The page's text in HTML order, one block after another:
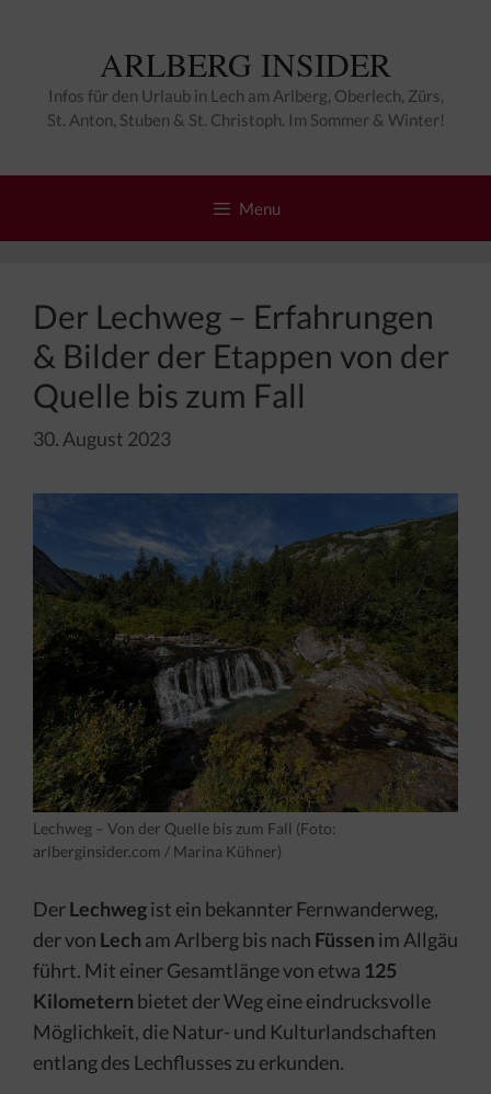
ARLBERG INSIDER
Infos für den Urlaub in Lech am Arlberg, Oberlech, Zürs,
St. Anton, Stuben & St. Christoph. Im Sommer & Winter!
Menu
Der Lechweg – Erfahrungen
& Bilder der Etappen von der
Quelle bis zum Fall
30. August 2023
Lechweg – Von der Quelle bis zum Fall (Foto:
arlberginsider.com / Marina Kühner)
DerLechwegist ein bekannter Fernwanderweg,
der von Lech am Arlberg bis nach Füssen im Allgäu
führt. Mit einer Gesamtlänge von etwa 125
Kilometern bietet der Weg eine eindrucksvolle
Möglichkeit, die Natur- und Kulturlandschaften
entlang des Lechflusses zu erkunden.